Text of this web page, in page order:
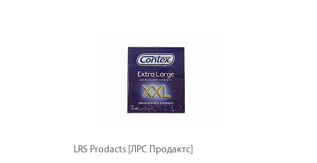
LRS Prodacts [ЛРС Продактс]